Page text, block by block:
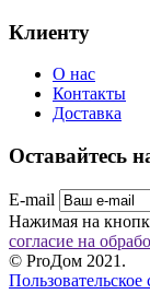
Клиенту
О нас
Контакты
Доставка
Оставайтесь
E-mail
Нажимая на
согласие на
© ProДом 2021.
Пользовательское